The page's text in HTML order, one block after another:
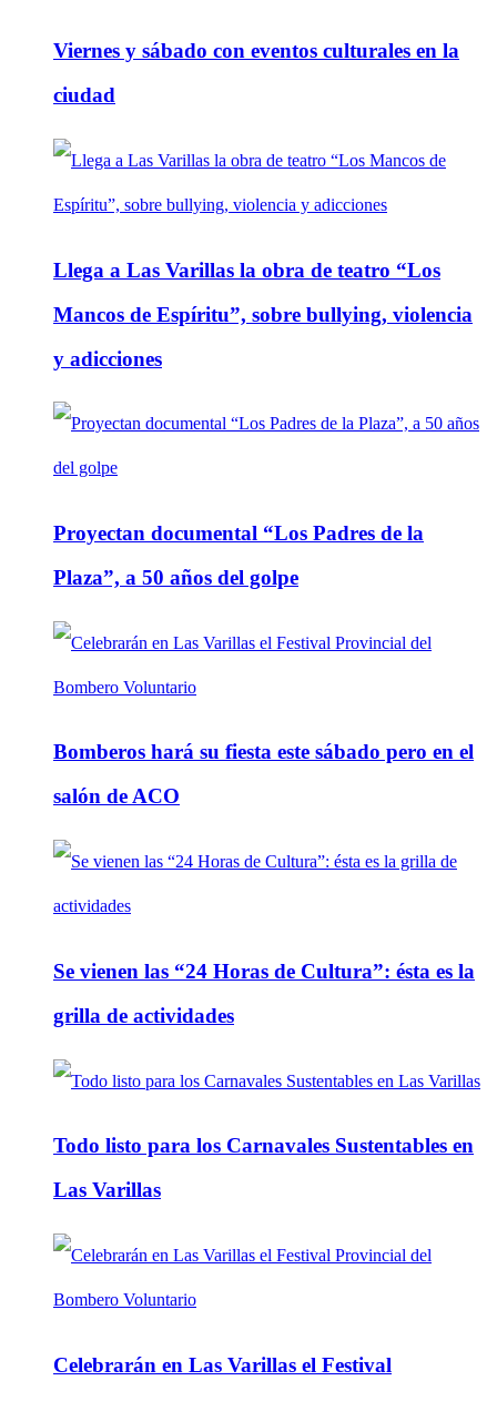
Viernes y sábado con eventos culturales en la
ciudad
Llega a Las Varillas la obra de teatro “Los
Mancos de Espíritu”, sobre bullying, violencia
y adicciones
Proyectan documental “Los Padres de la
Plaza”, a 50 años del golpe
Bomberos hará su fiesta este sábado pero en el
salón de ACO
Se vienen las “24 Horas de Cultura”: ésta es la
grilla de actividades
Todo listo para los Carnavales Sustentables en
Las Varillas
Celebrarán en Las Varillas el Festival